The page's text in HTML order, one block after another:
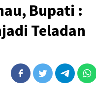
Bupati :
Teladan